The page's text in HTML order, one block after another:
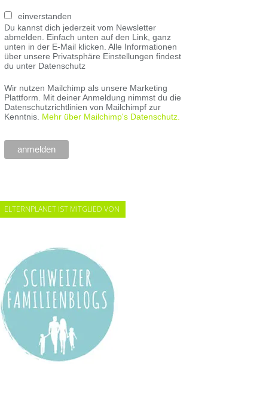
einverstanden
Du kannst dich jederzeit vom Newsletter
abmelden. Einfach unten auf den Link, ganz
unten in der E-Mail klicken. Alle Informationen
über unsere Privatsphäre Einstellungen findest
du unter Datenschutz
Wir nutzen Mailchimp als unsere Marketing
Plattform. Mit deiner Anmeldung nimmst du die
Datenschutzrichtlinien von Mailchimpf zur
Kenntnis. Mehr über Mailchimp's Datenschutz.
ELTERNPLANET IST MITGLIED VON